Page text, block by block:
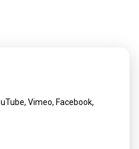
Vimeo, Facebook,